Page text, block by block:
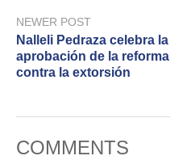
NEWER POST
Nalleli Pedraza celebra la
aprobación de la reforma
contra la extorsión
COMMENTS